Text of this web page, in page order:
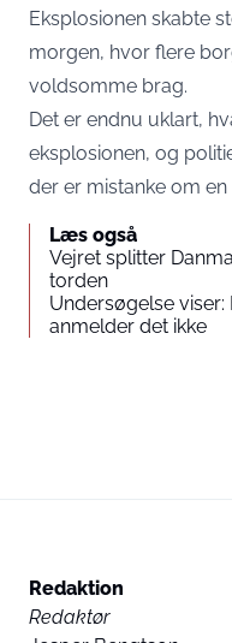
Eksplosionen skabte
morgen, hvor flere
voldsomme brag.
Det er endnu uklart,
eksplosionen, og
der er mistanke om
Læs også
Vejret splitter
torden
Undersøgelse
anmelder det ikke
Redaktion
Redaktør